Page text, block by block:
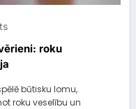
roku
būtisku lomu,
roku veselību un